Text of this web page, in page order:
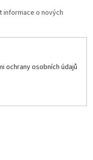
informace o nových
ochrany osobních údajů